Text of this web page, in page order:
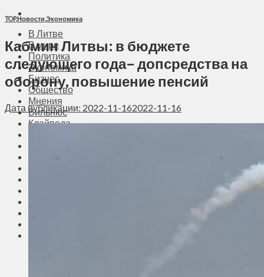
В Литве
В мире
Политика
Экономика
Бизнес
Общество
Мнения
Вильнюс
Клайпеда
TOP,Новости,Экономика
Кабмин Литвы: в бюджете
следующего года– допсредства на
оборону, повышение пенсий
Дата публикации: 2022-11-162022-11-16